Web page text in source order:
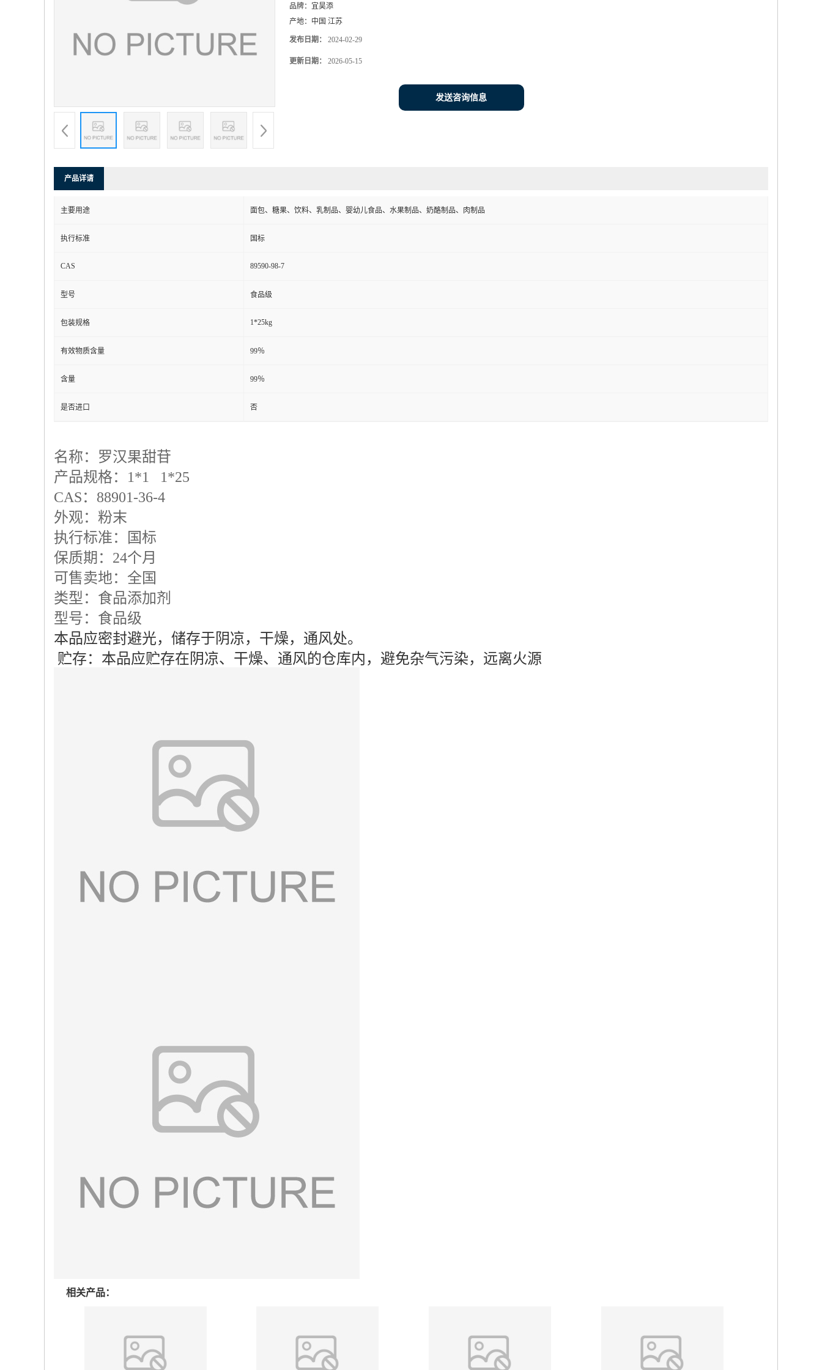
品牌： 宜昊添
产地： 中国 江苏
发布日期： 2024-02-29
更新日期： 2026-05-15
发送咨询信息
产品详请
主要用途 面包、糖果、饮料、乳制品、婴幼儿食品、水果制品、奶酪制品、肉制品
执行标准 国标
CAS 89590-98-7
型号 食品级
包装规格 1*25kg
有效物质含量 99％
含量 99％
是否进口 否
名称：罗汉果甜苷
产品规格： 1*1 1*25
CAS：88901-36-4
外观：粉末
执行标准：国标
保质期： 24个月
可售卖地：全国
类型：食品添加剂
型号：食品级
本品应密封避光，储存于阴凉，干燥，通风处。
贮存：本品应贮存在阴凉、干燥、通风的仓库内，避免杂气污染，远离火源
相关产品：